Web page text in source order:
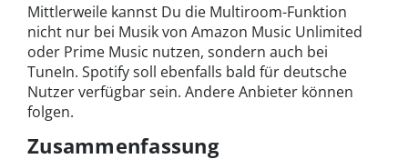
Mittlerweile kannst Du die Multiroom-Funktion
nicht nur bei Musik von Amazon Music Unlimited
oder Prime Music nutzen, sondern auch bei
TuneIn. Spotify soll ebenfalls bald für deutsche
Nutzer verfügbar sein. Andere Anbieter können
folgen.
Zusammenfassung